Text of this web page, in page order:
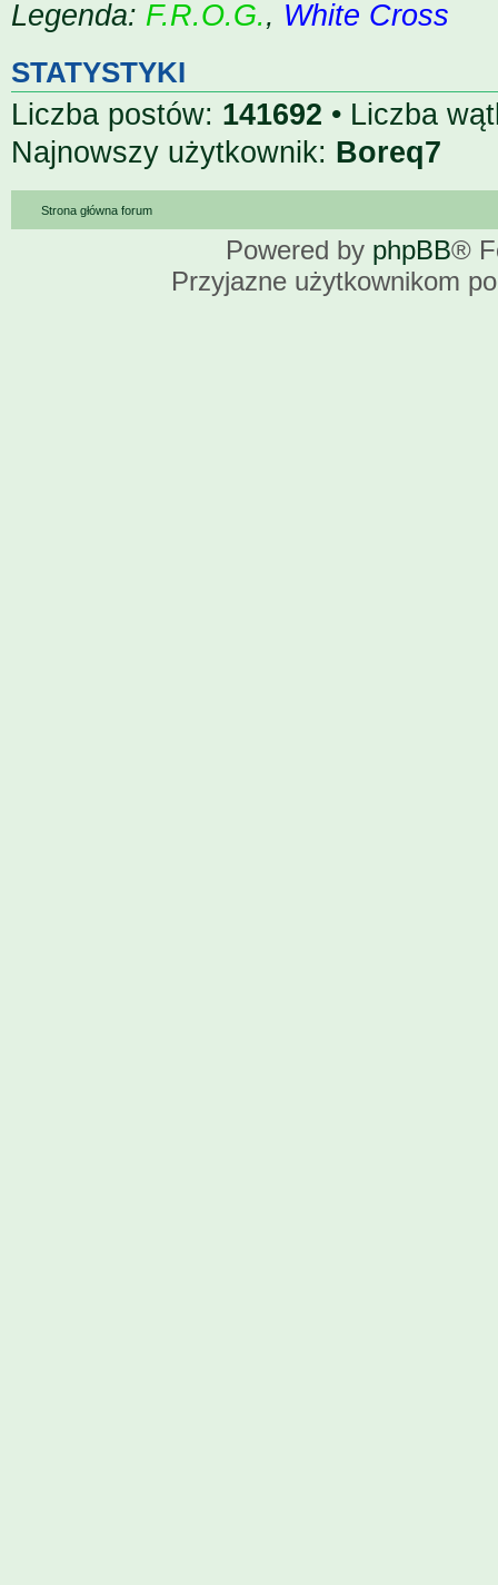
Legenda: F.R.O.G., White Cross
STATYSTYKI
Liczba postów: 141692 • Liczba
Najnowszy użytkownik: Boreq7
Strona główna forum
Powered by phpBB®
Przyjazne użytkownikom